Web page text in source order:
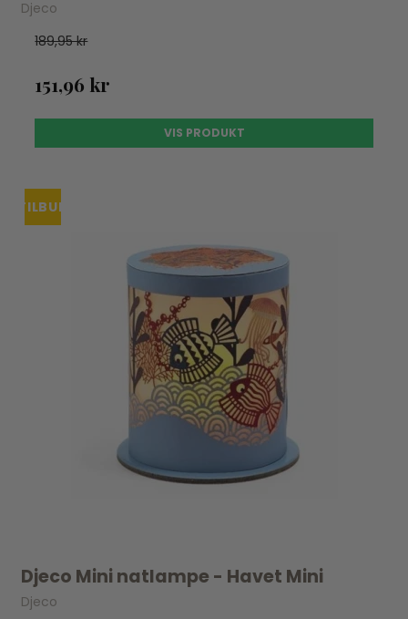
Djeco
189,95 kr
151,96 kr
VIS PRODUKT
TILBUD
Djeco Mini natlampe - Havet Mini
Djeco